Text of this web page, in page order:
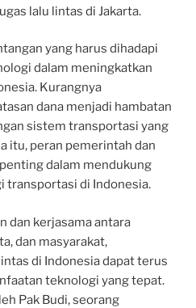
lalu lintas di Jakarta.
yang harus dihadapi
dalam meningkatkan
Kurangnya
dana menjadi hambatan
sistem transportasi yang
itu, peran pemerintah dan
dalam mendukung
transportasi di Indonesia.
dan kerjasama antara
dan masyarakat,
di Indonesia dapat terus
teknologi yang tepat.
Pak Budi, seorang